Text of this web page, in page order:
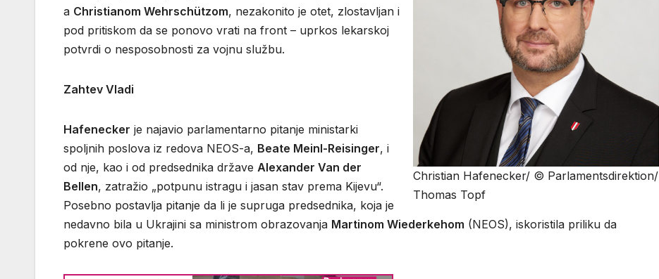
Christian Hafenecker/ © Parlamentsdirektion/​
Thomas Topf
a Christianom Wehrschützom, nezakonito je otet, zlostavljan i
pod pritiskom da se ponovo vrati na front – uprkos lekarskoj
potvrdi o nesposobnosti za vojnu službu.
Zahtev Vladi
Hafenecker je najavio parlamentarno pitanje ministarki
spoljnih poslova iz redova NEOS-a, Beate Meinl-Reisinger, i
od nje, kao i od predsednika države Alexander Van der
Bellen, zatražio „potpunu istragu i jasan stav prema Kijevu“.
Posebno postavlja pitanje da li je supruga predsednika, koja je
nedavno bila u Ukrajini sa ministrom obrazovanja Martinom Wiederkehom (NEOS), iskoristila priliku da
pokrene ovo pitanje.